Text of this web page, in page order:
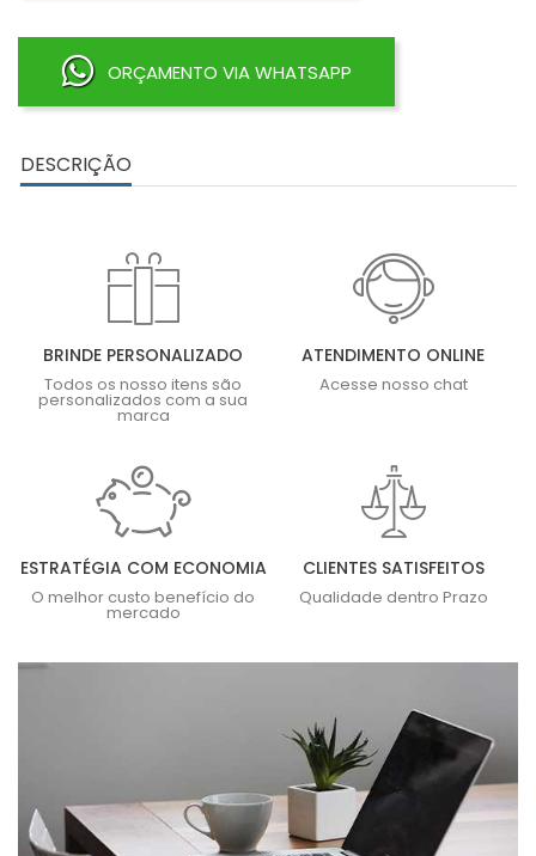
ORÇAMENTO VIA WHATSAPP
DESCRIÇÃO
BRINDE PERSONALIZADO
Todos os nosso itens são
personalizados com a sua
marca
ATENDIMENTO ONLINE
Acesse nosso chat
ESTRATÉGIA COM ECONOMIA
O melhor custo benefício do
mercado
CLIENTES SATISFEITOS
Qualidade dentro Prazo